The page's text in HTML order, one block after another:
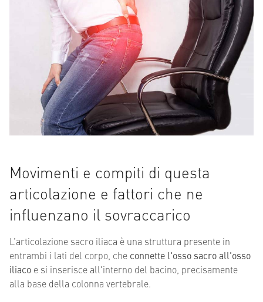
Movimenti e compiti di questa
articolazione e fattori che ne
influenzano il sovraccarico
L’articolazione sacro iliaca è una struttura presente in
entrambi i lati del corpo, che connette l'osso sacro all'osso
iliaco e si inserisce all'interno del bacino, precisamente
alla base della colonna vertebrale.